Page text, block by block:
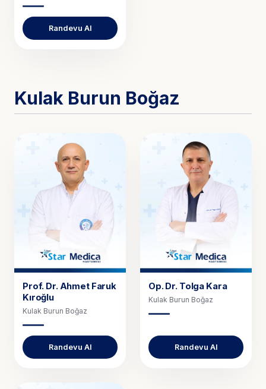
Randevu Al
Kulak Burun Boğaz
Prof. Dr. Ahmet Faruk
Kıroğlu
Kulak Burun Boğaz
Randevu Al
Op. Dr. Tolga Kara
Kulak Burun Boğaz
Randevu Al